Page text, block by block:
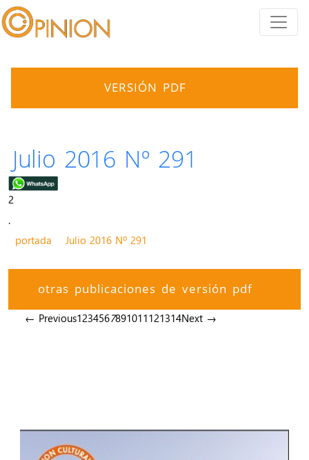
VERSIÓN PDF
Julio 2016 Nº 291
2
.
portada
Julio 2016 Nº 291
otras publicaciones de versión pdf
← Previous1234567891011121314Next →